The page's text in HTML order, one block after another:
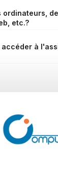
ordinateurs,
etc.?
accéder à